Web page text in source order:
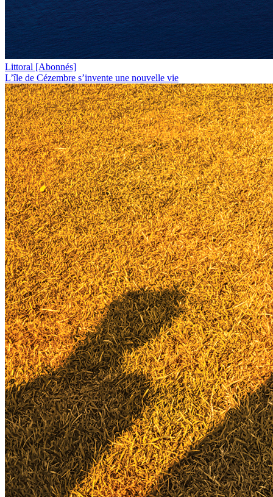
Littoral [Abonnés]
L’île de Cézembre s’invente une nouvelle vie